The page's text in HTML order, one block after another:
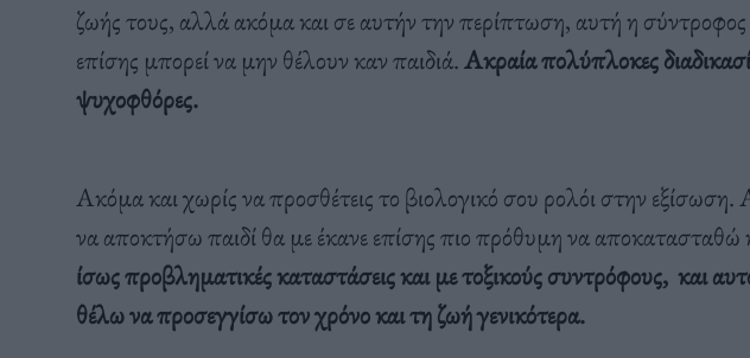
ζωής τους, αλλά ακόμα και σε αυτήν την περίπτωση, αυτή η σύντροφος
επίσης μπορεί να μην θέλουν καν παιδιά.Ακραία πολύπλοκες
ψυχοφθόρες.
Ακόμα και χωρίς να προσθέτεις το βιολογικό σου ρολόι στην εξίσωση.
να αποκτήσω παιδί θα με έκανε επίσης πιο πρόθυμη να αποκατασταθώ
ίσως προβληματικές καταστάσεις και με τοξικούς συντρόφους, και
θέλω να προσεγγίσω τον χρόνο και τη ζωή γενικότερα.